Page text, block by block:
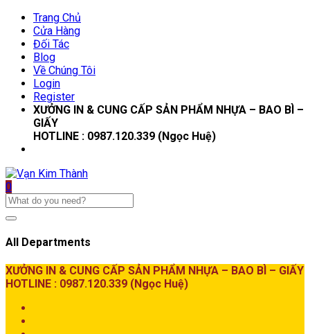
Trang Chủ
Cửa Hàng
Đối Tác
Blog
Về Chúng Tôi
Login
Register
XƯỞNG IN & CUNG CẤP SẢN PHẨM NHỰA – BAO BÌ –
GIẤY
HOTLINE : 0987.120.339 (Ngọc Huệ)
0
All Departments
XƯỞNG IN & CUNG CẤP SẢN PHẨM NHỰA – BAO BÌ – GIẤY
HOTLINE : 0987.120.339 (Ngọc Huệ)